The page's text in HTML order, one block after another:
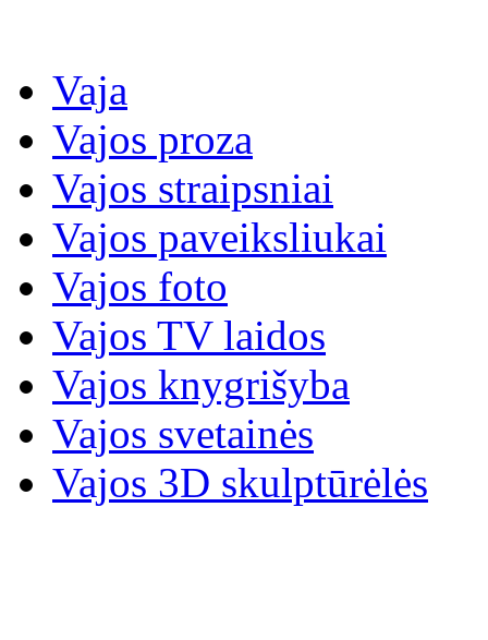
Vaja
Vajos proza
Vajos straipsniai
Vajos paveiksliukai
Vajos foto
Vajos TV laidos
Vajos knygrišyba
Vajos svetainės
Vajos 3D skulptūrėlės